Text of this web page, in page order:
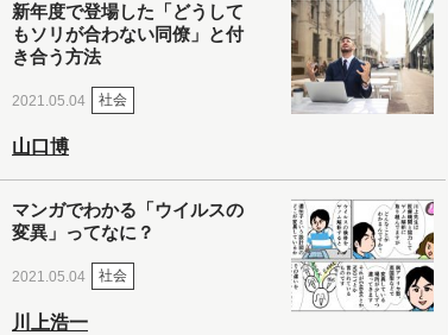
新年度で登場した「どうして
もソリが合わない同僚」と付
き合う方法
2021.05.04 社会
山口博
マンガでわかる「ウイルスの
変異」ってなに？
2021.05.04 社会
川上浩一